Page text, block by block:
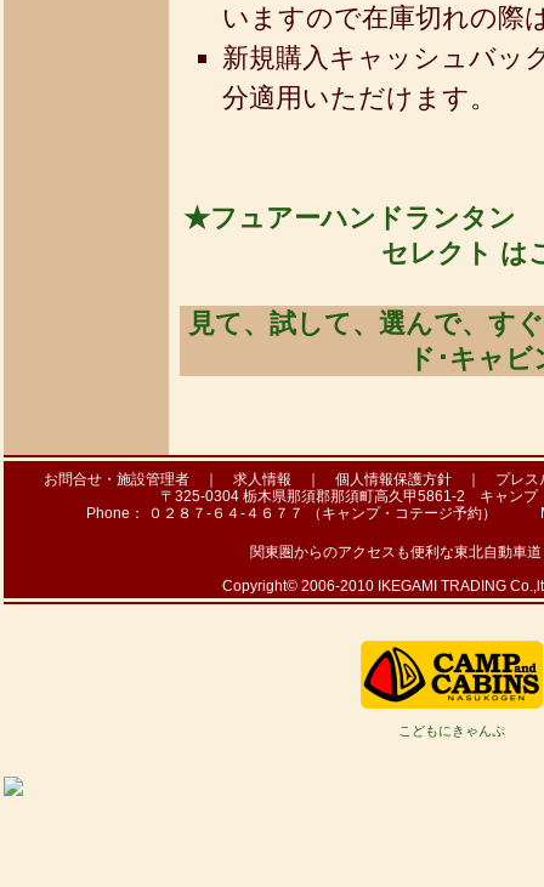
いますので在庫切れの際
新規購入キャッシュバッ
分適用いただけます。
★フュアーハンドランタン
セレクト は
見て、試して、選んで、す
ド･キャ
お問合せ・施設管理者｜ 求人情報 ｜ 個人情報保護方針｜
プレス
〒325-0304 栃木県那須郡那須町高久甲5861-2 キャンプ
Phone： ０２８７-６４-４６７７ （キャンプ・コテージ予約）
関東圏からのアクセスも便利な東北自動車
Copyright© 2006-2010 IKEGAMI TRADING
こどもにきゃんぷ